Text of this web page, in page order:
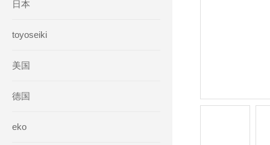
日本
toyoseiki
美国
德国
eko